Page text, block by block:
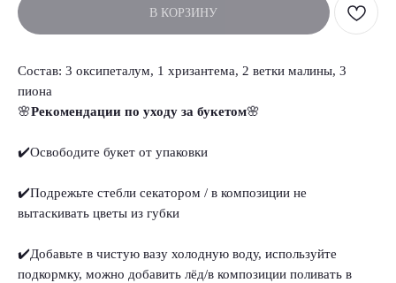
В КОРЗИНУ
Состав: 3 оксипеталум, 1 хризантема, 2 ветки малины, 3
пиона
🌸Рекомендации по уходу за букетом🌸
✔️Освободите букет от упаковки
✔️Подрежьте стебли секатором / в композиции не
вытаскивать цветы из губки
✔️Добавьте в чистую вазу холодную воду, используйте
подкормку, можно добавить лёд/в композиции поливать в